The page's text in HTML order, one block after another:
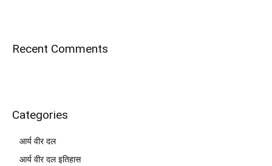
Recent Comments
Categories
आर्य वीर दल
आर्य वीर दल इतिहास